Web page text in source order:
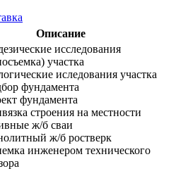
Описание
исследования
участка
иследования участка
фундамента
фундамента
строения на местности
ж/б сваи
ж/б ростверк
инженером технического